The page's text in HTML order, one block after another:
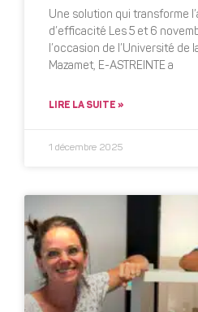
Une solution qui transforme
d’efficacité Les 5 et 6
l’occasion de l’Université de
Mazamet, E-ASTREINTE a
LIRE LA SUITE »
1 décembre 2025